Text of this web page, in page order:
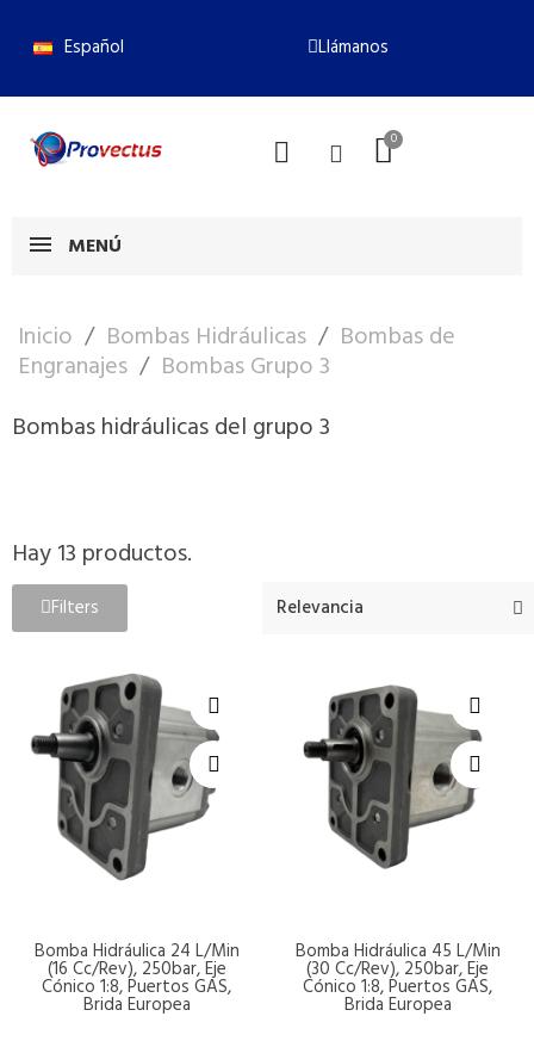
Español Llámanos
MENÚ
Inicio Bombas Hidráulicas Bombas de
Engranajes
Bombas Grupo 3
Bombas hidráulicas del grupo 3
Hay 13 productos.
Filters
Bomba Hidráulica 24 L/min
(16 Cc/rev), 250bar, Eje
Cónico 1:8, Puertos GAS,
Brida Europea
Bomba Hidráulica 45 L/min
(30 Cc/rev), 250bar, Eje
Cónico 1:8, Puertos GAS,
Brida Europea